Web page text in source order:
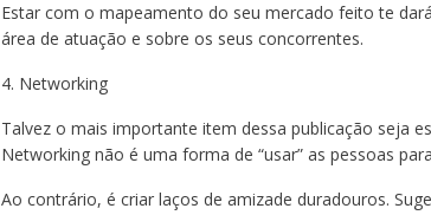
Estar com o mapeamento do seu mercado feito te
área de atuação e sobre os seus concorrentes.
4. Networking
Talvez o mais importante item dessa publicação seja
Networking não é uma forma de “usar” as pessoas
Ao contrário, é criar laços de amizade duradouros.